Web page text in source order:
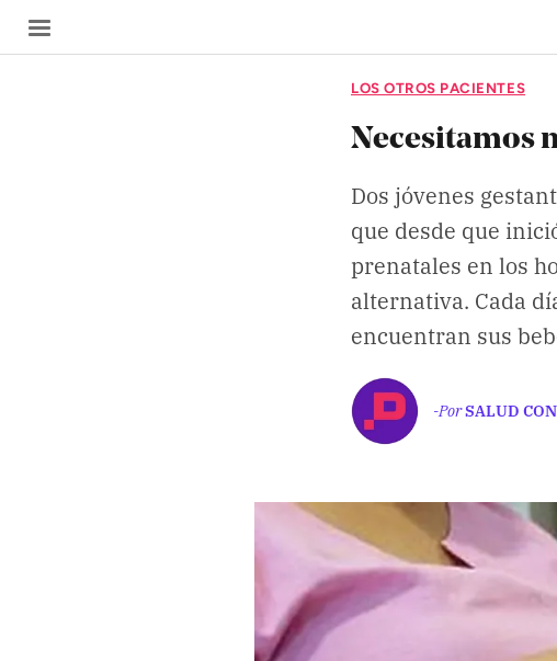
LOS OTROS PACIENTES
Necesitamos
Dos jóvenes
que desde que
prenatales en los
alternativa. Cada
encuentran sus
-PorSALUD